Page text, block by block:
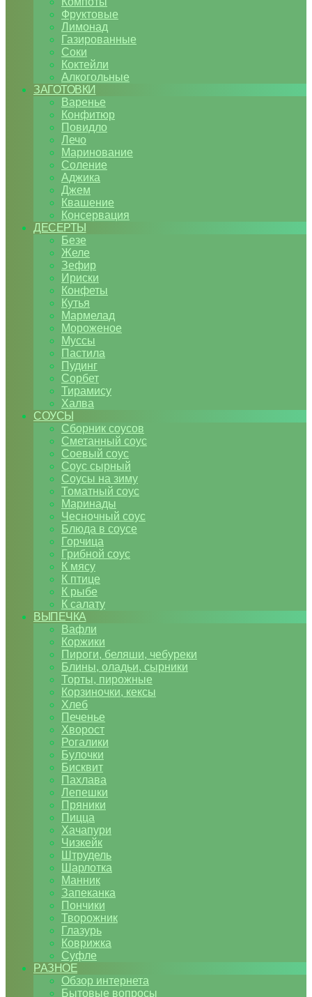
Фруктовые
Лимонад
Газированные
Соки
Коктейли
Алкогольные
ЗАГОТОВКИ
Варенье
Конфитюр
Повидло
Лечо
Маринование
Соление
Аджика
Джем
Квашение
Консервация
ДЕСЕРТЫ
Безе
Желе
Зефир
Ириски
Конфеты
Кутья
Мармелад
Мороженое
Муссы
Пастила
Пудинг
Сорбет
Тирамису
Халва
СОУСЫ
Сборник соусов
Сметанный соус
Соевый соус
Соус сырный
Соусы на зиму
Томатный соус
Маринады
Чесночный соус
Блюда в соусе
Горчица
Грибной соус
К мясу
К птице
К рыбе
К салату
ВЫПЕЧКА
Вафли
Коржики
Пироги, беляши, чебуреки
Блины, оладьи, сырники
Торты, пирожные
Корзиночки, кексы
Хлеб
Печенье
Хворост
Рогалики
Булочки
Бисквит
Пахлава
Лепешки
Пряники
Пицца
Хачапури
Чизкейк
Штрудель
Шарлотка
Манник
Запеканка
Пончики
Творожник
Глазурь
Коврижка
Суфле
РАЗНОЕ
Обзор интернета
Бытовые вопросы